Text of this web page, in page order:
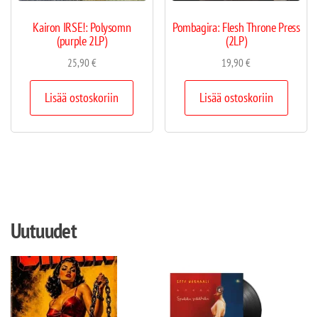
Kairon IRSE!: Polysomn
(purple 2LP)
25,90€
Lisää ostoskoriin
Pombagira: Flesh Throne Press
(2LP)
19,90€
Lisää ostoskoriin
Uutuudet